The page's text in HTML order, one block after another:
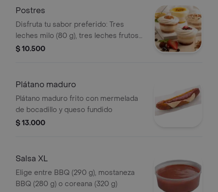
Postres
Disfruta tu sabor preferido: Tres
leches milo (80 g), tres leches frutos
rojos (90 g), combinado de maracuyá
$ 10.500
Plátano maduro
Plátano maduro frito con mermelada
de bocadillo y queso fundido
$ 13.000
Salsa XL
Elige entre BBQ (290 g), mostaneza
BBQ (280 g) o coreana (320 g)